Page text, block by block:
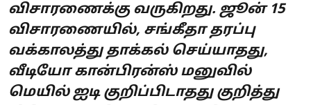
விசாரணைக்கு வருகிறது. ஜூன் 15
விசாரணையில், சங்கீதா தரப்பு
வக்காலத்து தாக்கல் செய்யாதது,
வீடியோ கான்பிரன்ஸ் மனுவில்
மெயில் ஐடி குறிப்பிடாதது குறித்து